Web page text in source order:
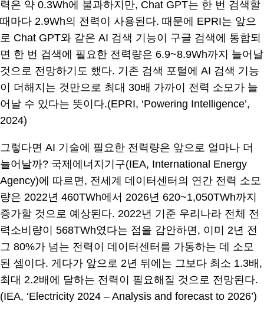
력은 약 0.3Wh에 불과하지만, Chat GPT는 한 번 검색할
때마다 2.9Wh의 전력이 사용된다. 때문에 EPRI는 앞으
로 Chat GPT와 같은 AI 검색 기능이 구글 검색에 통합되
면 한 번 검색에 필요한 전력량은 6.9~8.9Wh까지 늘어날
것으로 전망하기도 했다. 기존 검색 포털에 AI 검색 기능
이 더해지는 것만으로 최대 30배 가까이 전력 소모가 늘
어날 수 있다는 뜻이다.(EPRI, ‘Powering Intelligence’,
2024)
그렇다면 AI 기술에 필요한 전력량은 앞으로 얼마나 더
늘어날까? 국제에너지기구(IEA, International Energy
Agency)에 따르면, 전세계 데이터센터의 연간 전력 소모
량은 2022년 460TWh에서 2026년 620~1,050TWh까지
증가할 것으로 예상된다. 2022년 기준 우리나라 전체 전
력소비량이 568TWh였다는 점을 감안하면, 이미 2년 전
그 80%가 넘는 전력이 데이터센터를 가동하는 데 소모
된 셈이다. 게다가 앞으로 2년 뒤에는 그보다 최소 1.3배,
최대 2.2배에 달하는 전력이 필요해질 것으로 전망된다.
(IEA, ‘Electricity 2024 – Analysis and forecast to 2026’)